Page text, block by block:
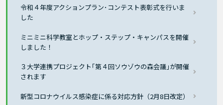
令和４年度アクションプラン･コンテスト表彰式を行いま
した
ミニミニ科学教室とホップ・ステップ・キャンパスを開催
しました！
３大学連携プロジェクト｢第４回ソウゾウの森会議｣が開催
されます
新型コロナウイルス感染症に係る対応方針（2月8日改定）